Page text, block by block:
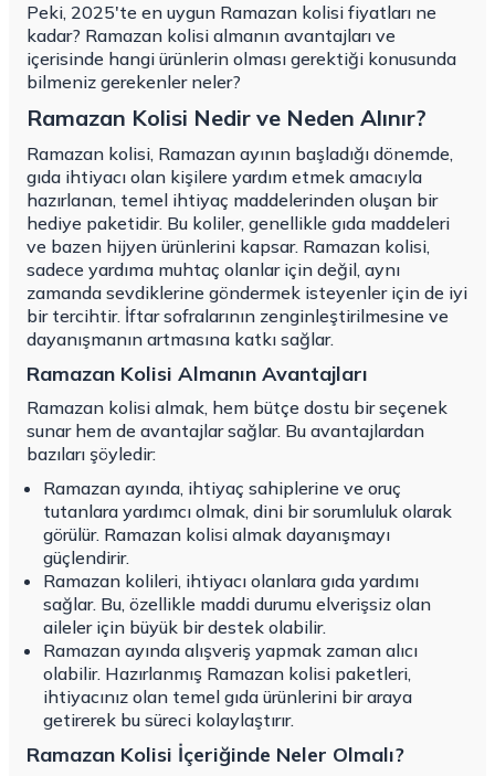
Peki, 2025'te en uygun Ramazan kolisi fiyatları ne
kadar? Ramazan kolisi almanın avantajları ve
içerisinde hangi ürünlerin olması gerektiği konusunda
bilmeniz gerekenler neler?
Ramazan Kolisi Nedir ve Neden Alınır?
Ramazan kolisi, Ramazan ayının başladığı dönemde,
gıda ihtiyacı olan kişilere yardım etmek amacıyla
hazırlanan, temel ihtiyaç maddelerinden oluşan bir
hediye paketidir. Bu koliler, genellikle gıda maddeleri
ve bazen hijyen ürünlerini kapsar. Ramazan kolisi,
sadece yardıma muhtaç olanlar için değil, aynı
zamanda sevdiklerine göndermek isteyenler için de iyi
bir tercihtir. İftar sofralarının zenginleştirilmesine ve
dayanışmanın artmasına katkı sağlar.
Ramazan Kolisi Almanın Avantajları
Ramazan kolisi almak, hem bütçe dostu bir seçenek
sunar hem de avantajlar sağlar. Bu avantajlardan
bazıları şöyledir:
Ramazan ayında, ihtiyaç sahiplerine ve oruç
tutanlara yardımcı olmak, dini bir sorumluluk olarak
görülür. Ramazan kolisi almak dayanışmayı
güçlendirir.
Ramazan kolileri, ihtiyacı olanlara gıda yardımı
sağlar. Bu, özellikle maddi durumu elverişsiz olan
aileler için büyük bir destek olabilir.
Ramazan ayında alışveriş yapmak zaman alıcı
olabilir. Hazırlanmış Ramazan kolisi paketleri,
ihtiyacınız olan temel gıda ürünlerini bir araya
getirerek bu süreci kolaylaştırır.
Ramazan Kolisi İçeriğinde Neler Olmalı?